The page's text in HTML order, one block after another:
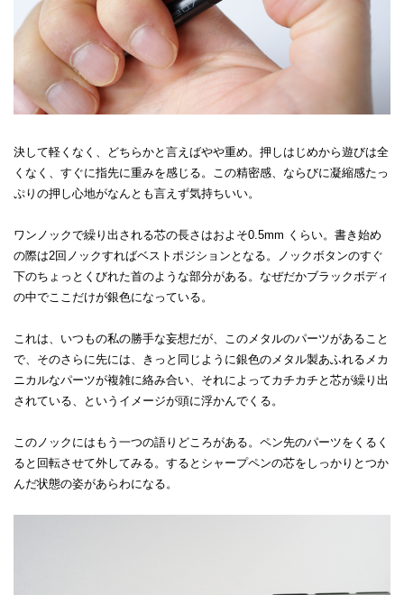
決して軽くなく、どちらかと言えばやや重め。押しはじめから遊びは全
くなく、すぐに指先に重みを感じる。この精密感、ならびに凝縮感たっ
ぷりの押し心地がなんとも言えず気持ちいい。
ワンノックで繰り出される芯の長さはおよそ0.5mm くらい。書き始め
の際は2回ノックすればベストポジションとなる。ノックボタンのすぐ
下のちょっとくびれた首のような部分がある。なぜだかブラックボディ
の中でここだけが銀色になっている。
これは、いつもの私の勝手な妄想だが、このメタルのパーツがあること
で、そのさらに先には、きっと同じように銀色のメタル製あふれるメカ
ニカルなパーツが複雑に絡み合い、それによってカチカチと芯が繰り出
されている、というイメージが頭に浮かんでくる。
このノックにはもう一つの語りどころがある。ペン先のパーツをくるく
ると回転させて外してみる。するとシャープペンの芯をしっかりとつか
んだ状態の姿があらわになる。